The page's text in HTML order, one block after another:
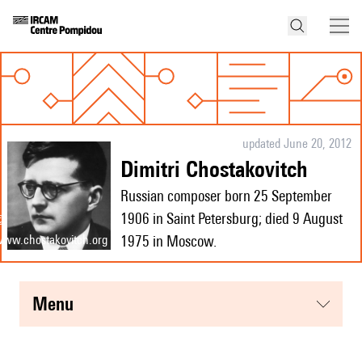
updated June 20, 2012
Dimitri Chostakovitch
Russian composer born 25 September
1906 in Saint Petersburg; died 9 August
1975 in Moscow.
menu